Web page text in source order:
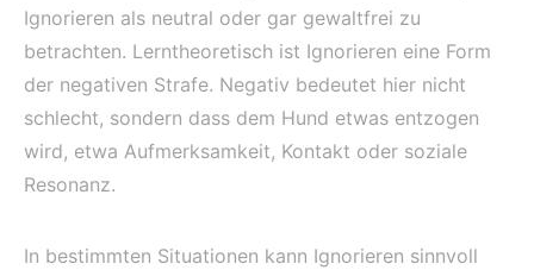
Ignorieren als neutral oder gar gewaltfrei zu
betrachten. Lerntheoretisch ist Ignorieren eine Form
der negativen Strafe. Negativ bedeutet hier nicht
schlecht, sondern dass dem Hund etwas entzogen
wird, etwa Aufmerksamkeit, Kontakt oder soziale
Resonanz.
In bestimmten Situationen kann Ignorieren sinnvoll